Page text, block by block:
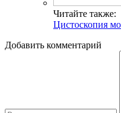
Читайте также:
Цистоскопия
Добавить комментарий